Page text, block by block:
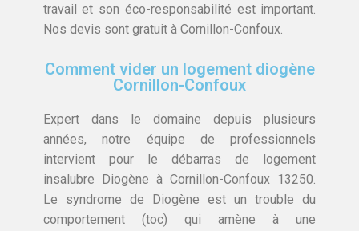
travail et son éco-responsabilité est important.
Nos devis sont gratuit à Cornillon-Confoux.
Comment vider un logement diogène
Cornillon-Confoux
Expert dans le domaine depuis plusieurs
années, notre équipe de professionnels
intervient pour le débarras de logement
insalubre Diogène à Cornillon-Confoux 13250.
Le syndrome de Diogène est un trouble du
comportement (toc) qui amène à une